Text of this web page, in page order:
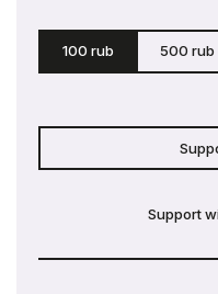
100 rub 500 rub
Support